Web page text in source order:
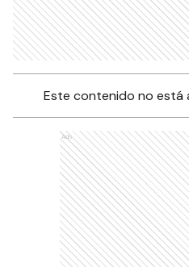
Este contenido no está
Ads